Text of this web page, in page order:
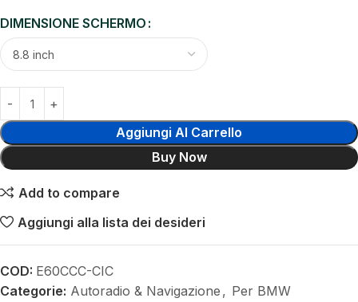
DIMENSIONE SCHERMO
Aggiungi Al Carrello
Buy Now
Add to compare
Aggiungi alla lista dei desideri
COD: E60CCC-CIC
Categorie: Autoradio & Navigazione , Per BMW